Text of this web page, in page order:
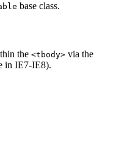
base class.
the <tbody> via the
in IE7-IE8).